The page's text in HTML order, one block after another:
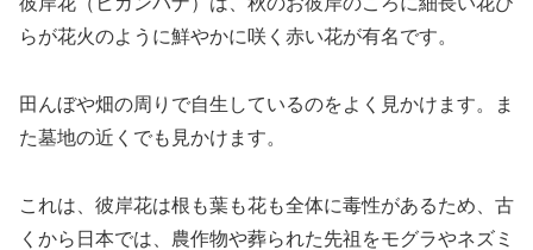
らが花火のように鮮やかに咲く赤い花が有名です。
田んぼや畑の周りで自生しているのをよく見かけます。ま
た墓地の近くでも見かけます。
これは、彼岸花は根も葉も花も全体に毒性があるため、古
くから日本では、農作物や葬られた先祖をモグラやネズミ